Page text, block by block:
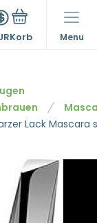
Menu
Lack Mascara